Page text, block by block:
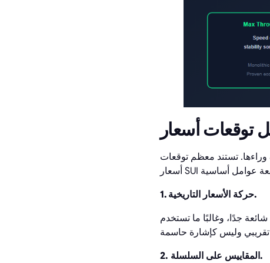
الآليات الكامنة وراءها. تستند معظم توقعات
1. حركة الأسعار التاريخية.
جدًا، وغالبًا ما تستخدم
2. المقاييس على السلسلة.